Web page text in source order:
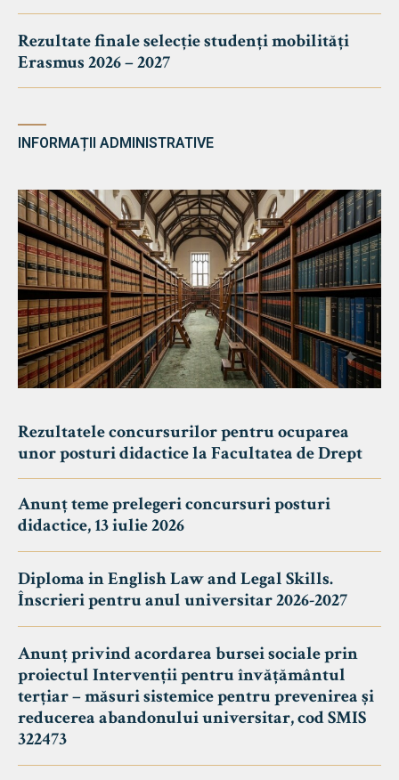
Rezultate finale selecție studenți mobilități
Erasmus 2026 – 2027
INFORMAȚII ADMINISTRATIVE
Rezultatele concursurilor pentru ocuparea
unor posturi didactice la Facultatea de Drept
Anunț teme prelegeri concursuri posturi
didactice, 13 iulie 2026
Diploma in English Law and Legal Skills.
Înscrieri pentru anul universitar 2026-2027
Anunț privind acordarea bursei sociale prin
proiectul Intervenții pentru învățământul
terțiar – măsuri sistemice pentru prevenirea și
reducerea abandonului universitar, cod SMIS
322473